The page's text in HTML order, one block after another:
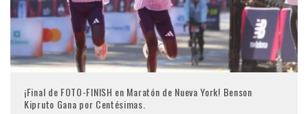
¡Final de FOTO-FINISH en Maratón de Nueva York! Benson
Kipruto Gana por Centésimas.